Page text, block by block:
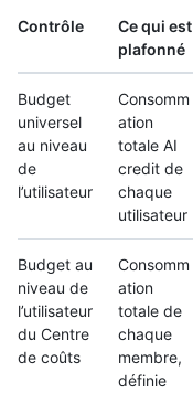
Contrôle
Ce qui est
plafonné
Budget
universel
au niveau
de
l’utilisateur
Consomm
ation
totale AI
credit de
chaque
utilisateur
Budget au
niveau de
l’utilisateur
du Centre
de coûts
Consomm
ation
totale de
chaque
membre,
définie